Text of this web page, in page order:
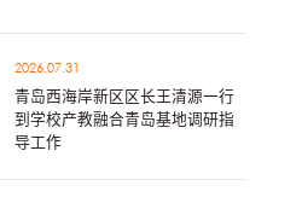
2026.07.31
青岛西海岸新区区长王清源一行
到学校产教融合青岛基地调研指
导工作